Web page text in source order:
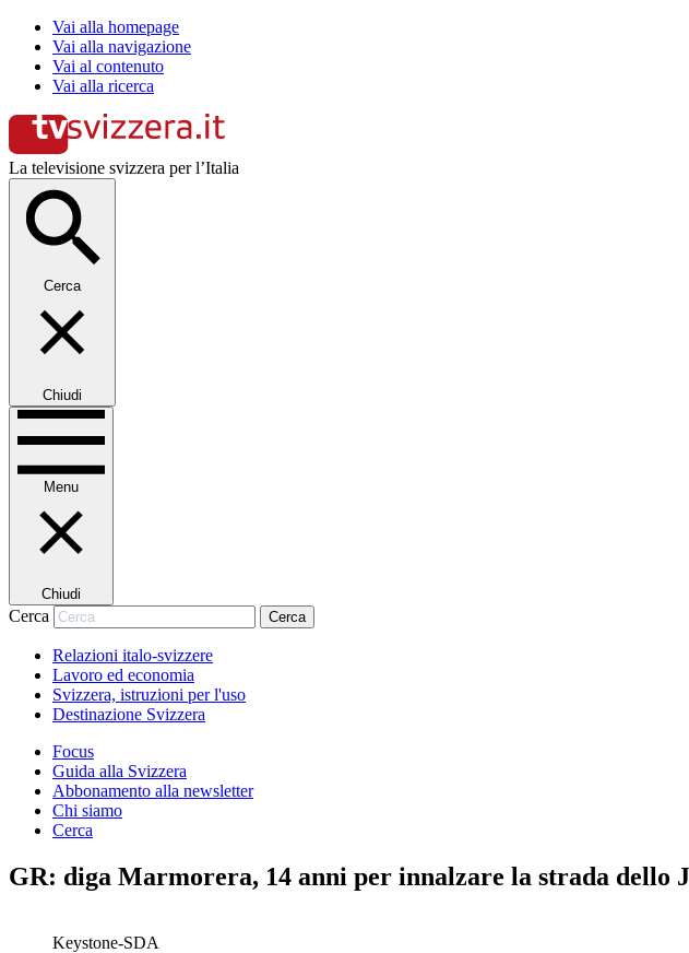
Vai alla homepage
Vai alla navigazione
Vai al contenuto
Vai alla ricerca
La televisione svizzera per l’Italia
Cerca
Chiudi
Menu
Chiudi
Cerca Cerca
Relazioni italo-svizzere
Lavoro ed economia
Svizzera, istruzioni per l'uso
Destinazione Svizzera
Focus
Guida alla Svizzera
Abbonamento alla newsletter
Chi siamo
Cerca
GR: diga Marmorera, 14 anni per innalzare la strada dello
Keystone-SDA